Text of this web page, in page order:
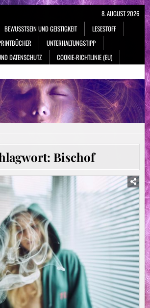
BEWUSSTSEIN UND GEISTIGKEIT
LESESTOFF
UNTERHALTUNGSTIPP
DATENSCHUTZ
COOKIE-RICHTLINIE (EU)
8. AUGUST 2026
Bischof